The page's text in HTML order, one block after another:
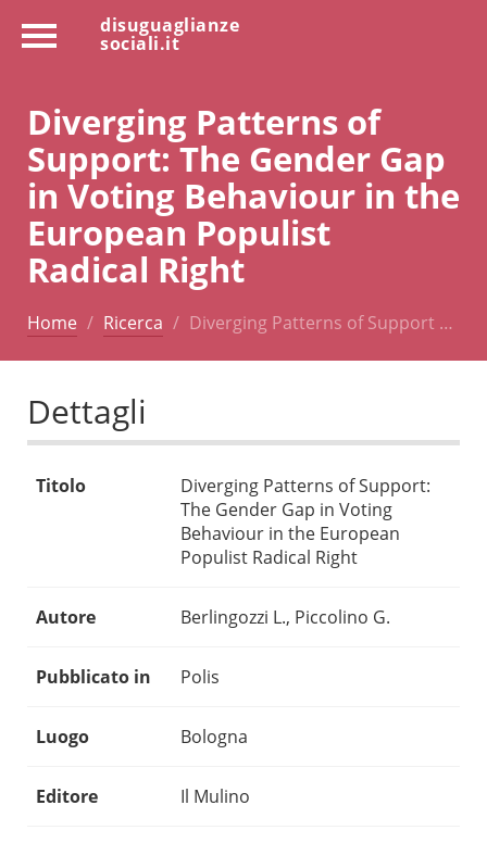
disuguaglianze
sociali.it
Diverging Patterns of
Support: The Gender Gap
in Voting Behaviour in the
European Populist
Radical Right
Home Ricerca Diverging Patterns of Support …
Dettagli
Titolo
Diverging Patterns of Support:
The Gender Gap in Voting
Behaviour in the European
Populist Radical Right
Autore Berlingozzi L., Piccolino G.
Pubblicato in Polis
Luogo Bologna
Editore Il Mulino